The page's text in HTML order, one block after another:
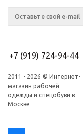
+7 (919) 724-94-44
2011 - 2026 © Интернет-
магазин рабочей
одежды и спецобуви в
Москве